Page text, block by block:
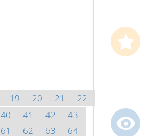
19 20 21
22
40 41 42
43
61 62 63
64